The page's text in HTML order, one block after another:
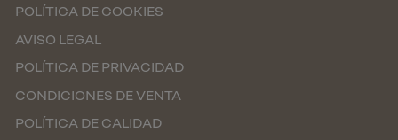
POLÍTICA DE COOKIES
AVISO LEGAL
POLÍTICA DE PRIVACIDAD
CONDICIONES DE VENTA
POLÍTICA DE CALIDAD